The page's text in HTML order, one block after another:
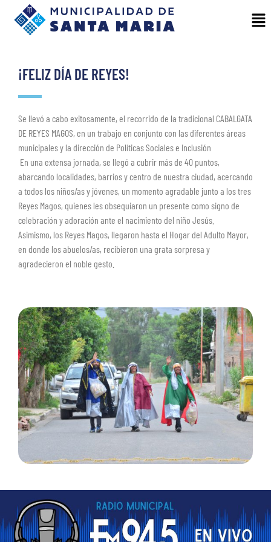
¡FELIZ DÍA DE REYES!
Se llevó a cabo exitosamente, el recorrido de la tradicional CABALGATA
DE REYES MAGOS, en un trabajo en conjunto con las diferentes áreas
municipales y la dirección de Políticas Sociales e Inclusión
En una extensa jornada, se llegó a cubrir más de 40 puntos,
abarcando localidades, barrios y centro de nuestra ciudad, acercando
a todos los niños/as y jóvenes, un momento agradable junto a los tres
Reyes Magos, quienes les obsequiaron un presente como signo de
celebración y adoración ante el nacimiento del niño Jesús.
Asimismo, los Reyes Magos, llegaron hasta el Hogar del Adulto Mayor,
en donde los abuelos/as, recibieron una grata sorpresa y
agradecieron el noble gesto.